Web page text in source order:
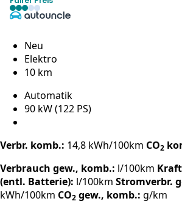
Neu
Elektro
10 km
Automatik
90 kW (122 PS)
Verbr. komb.: 14,8 kWh/100km CO2
Verbrauch gew., komb.: l/100km
(entl. Batterie): l/100km Stromverbr.
kWh/100km CO2 gew., komb.: g/km